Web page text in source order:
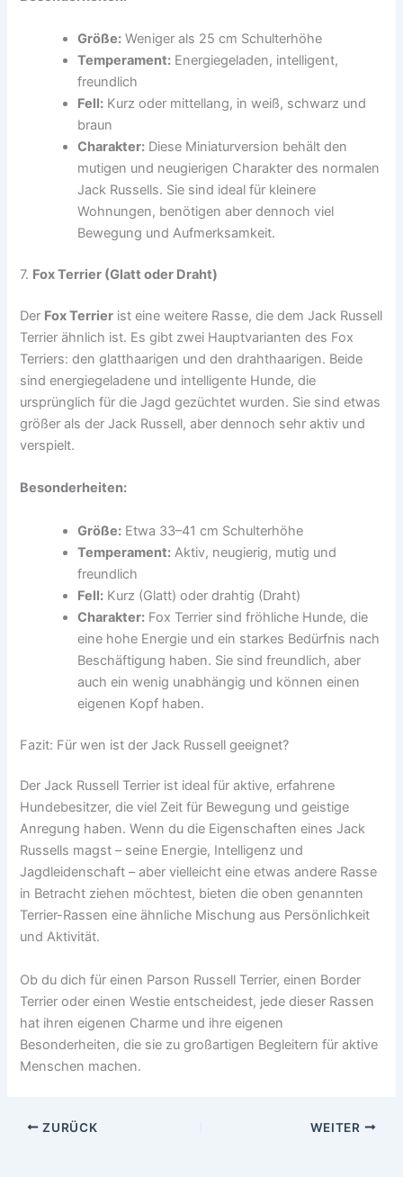
Größe: Weniger als 25 cm Schulterhöhe
Temperament: Energiegeladen, intelligent,
freundlich
Fell: Kurz oder mittellang, in weiß, schwarz und
braun
Charakter: Diese Miniaturversion behält den
mutigen und neugierigen Charakter des normalen
Jack Russells. Sie sind ideal für kleinere
Wohnungen, benötigen aber dennoch viel
Bewegung und Aufmerksamkeit.
7. Fox Terrier (Glatt oder Draht)
Der Fox Terrier ist eine weitere Rasse, die dem Jack Russell
Terrier ähnlich ist. Es gibt zwei Hauptvarianten des Fox
Terriers: den glatthaarigen und den drahthaarigen. Beide
sind energiegeladene und intelligente Hunde, die
ursprünglich für die Jagd gezüchtet wurden. Sie sind etwas
größer als der Jack Russell, aber dennoch sehr aktiv und
verspielt.
Besonderheiten:
Größe: Etwa 33–41 cm Schulterhöhe
Temperament: Aktiv, neugierig, mutig und
freundlich
Fell: Kurz (Glatt) oder drahtig (Draht)
Charakter: Fox Terrier sind fröhliche Hunde, die
eine hohe Energie und ein starkes Bedürfnis nach
Beschäftigung haben. Sie sind freundlich, aber
auch ein wenig unabhängig und können einen
eigenen Kopf haben.
Fazit: Für wen ist der Jack Russell geeignet?
Der Jack Russell Terrier ist ideal für aktive, erfahrene
Hundebesitzer, die viel Zeit für Bewegung und geistige
Anregung haben. Wenn du die Eigenschaften eines Jack
Russells magst – seine Energie, Intelligenz und
Jagdleidenschaft – aber vielleicht eine etwas andere Rasse
in Betracht ziehen möchtest, bieten die oben genannten
Terrier-Rassen eine ähnliche Mischung aus Persönlichkeit
und Aktivität.
Ob du dich für einen Parson Russell Terrier, einen Border
Terrier oder einen Westie entscheidest, jede dieser Rassen
hat ihren eigenen Charme und ihre eigenen
Besonderheiten, die sie zu großartigen Begleitern für aktive
Menschen machen.
ZURÜCK WEITER